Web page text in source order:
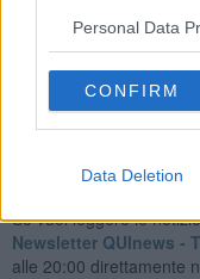
Personal Data
CONFIRM
Data Deletion
provenienti
Se vuoi leggere le
Newsletter QUInews -
alle 20:00 direttamente